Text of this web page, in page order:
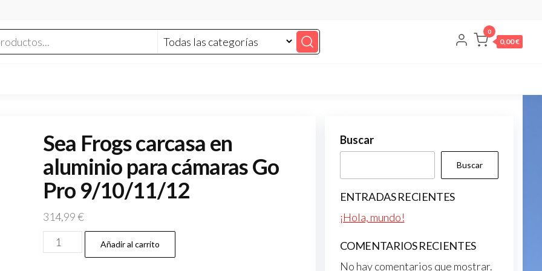
0
0,00 €
Sea Frogs carcasa en
aluminio para cámaras Go
Pro 9/10/11/12
314,99€
Sea
Frogs
Añadir al carrito
Buscar
Buscar
ENTRADAS RECIENTES
¡Hola, mundo!
COMENTARIOS RECIENTES
No hay comentarios que mostrar.